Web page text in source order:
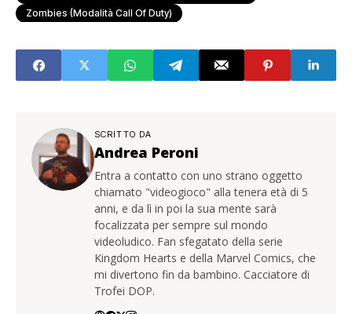
Zombies (Modalità Call Of Duty)
SCRITTO DA
Andrea Peroni
Entra a contatto con uno strano oggetto
chiamato "videogioco" alla tenera età di 5
anni, e da lì in poi la sua mente sarà
focalizzata per sempre sul mondo
videoludico. Fan sfegatato della serie
Kingdom Hearts e della Marvel Comics, che
mi divertono fin da bambino. Cacciatore di
Trofei DOP.